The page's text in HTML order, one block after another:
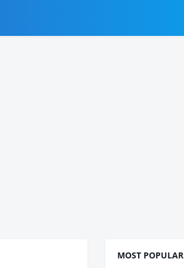
MOST POPULAR